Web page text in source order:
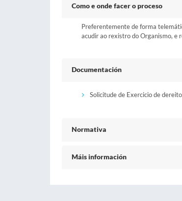
Como e onde facer o proceso
Preferentemente de forma
acudir ao rexistro do Organismo, e
Documentación
Solicitude de Exercicio de
Normativa
Máis información